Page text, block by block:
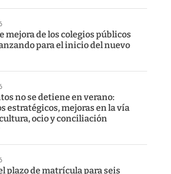
mejora de los colegios públicos
para el inicio del nuevo
no se detiene en verano:
estratégicos, mejoras en la vía
ocio y conciliación
plazo de matrícula para seis